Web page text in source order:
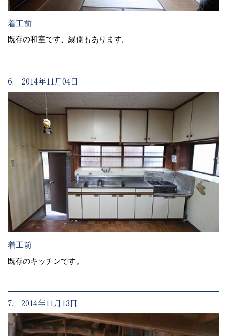
着工前
既存の和室です、縁側もあります。
6. 2014年11月04日
着工前
既存のキッチンです。
7. 2014年11月13日